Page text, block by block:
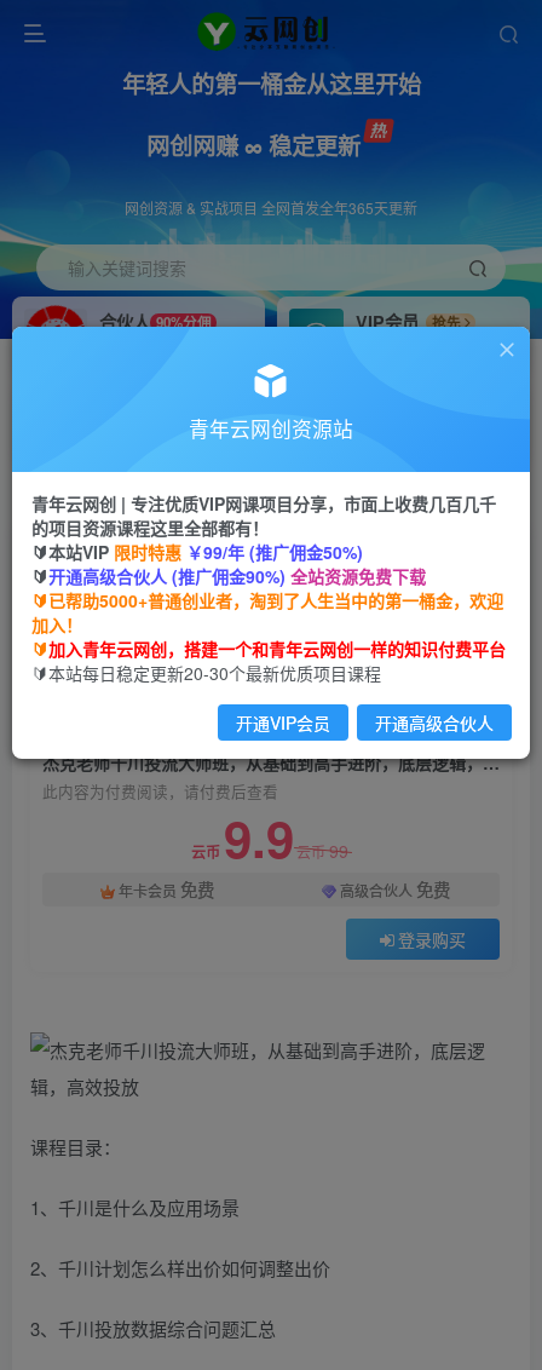
年轻人的第一桶金从这里开始
网创网赚 ∞ 稳定更新
网创资源 & 实战项目 全网首发全年365天更新
输入关键词搜索
合伙人 90%分佣
VIP会员
抢先
搭建同款网站，自己当老板
首页 创业课程 会员免费 正文
杰克老师千川投流大师班，从基础到高手进阶，底
层逻辑，高效投放
青年云网创
2年前发布
关注 私信
杰克老师千川投流大师班，从基础到高手进阶，底层逻辑，高效投放
此内容为付费阅读，请付费后查看
云币 9.9云币99
年卡会员 免费 高级合伙人 免费
登录购买
课程目录：
1、千川是什么及应用场景
2、千川计划怎么样出价如何调整出价
3、千川投放数据综合问题汇总
青年云网创资源站
青年云网创 | 专注优质VIP网课项目分享，市面上收费几百几千
的项目资源课程这里全部都有！
🔰本站VIP 限时特惠 ￥99/年 (推广佣金50%)
🔰开通高级合伙人 (推广佣金90%) 全站资源免费下载
🔰已帮助5000+普通创业者，淘到了人生当中的第一桶金，欢迎
加入！
🔰加入青年云网创，搭建一个和青年云网创一样的知识付费平台
🔰本站每日稳定更新20-30个最新优质项目课程
开通VIP会员 开通高级合伙人